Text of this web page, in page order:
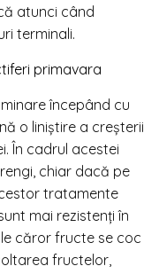
atunci când
terminali.
primavara
începând cu
o liniștire a creșterii
În cadrul acestei
chiar dacă pe
tratamente
mai rezistenți în
căror fructe se coc
fructelor,